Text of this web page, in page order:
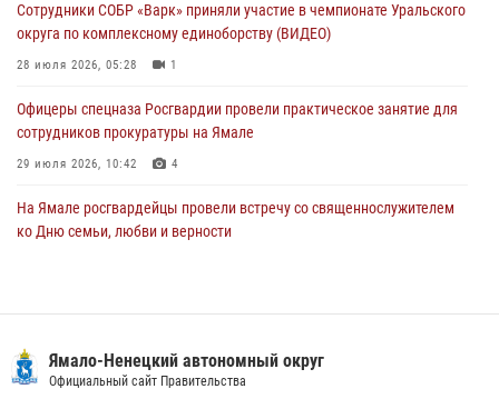
Офицеры спецназа Росгвардии провели практическое занятие для
сотрудников прокуратуры на Ямале
29 июля 2026, 10:42 4
Сотрудники СОБР «Варк» приняли участие в чемпионате Уральского
округа по комплексному единоборству (ВИДЕО)
28 июля 2026, 05:28 1
Офицеры спецназа Росгвардии провели практическое занятие для
сотрудников прокуратуры на Ямале
29 июля 2026, 10:42 4
На Ямале росгвардейцы провели встречу со священнослужителем
ко Дню семьи, любви и верности
«Каникулы с Росгвардией» продолжаются на Ямале
Ямало-Ненецкий автономный округ
Официальный сайт Правительства